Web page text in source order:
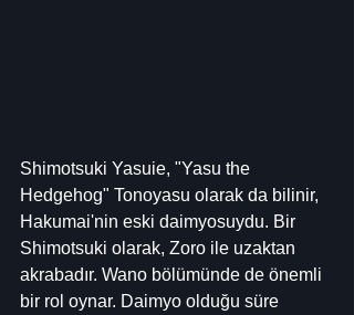
Shimotsuki Yasuie, "Yasu the
Hedgehog" Tonoyasu olarak da bilinir,
Hakumai'nin eski daimyosuydu. Bir
Shimotsuki olarak, Zoro ile uzaktan
akrabadır. Wano bölümünde de önemli
bir rol oynar. Daimyo olduğu süre